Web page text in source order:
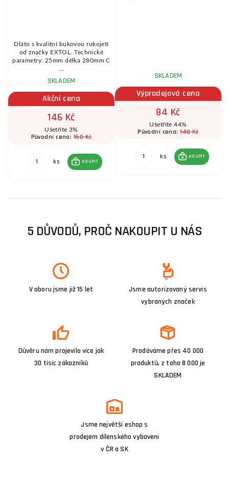
Dláto s kvalitní bukovou rukojetí
od značky EXTOL. Technické
parametry: 25mm délka 280mm C
SKLADEM
Akční cena
146 Kč
Ušetříte 3%
Původní cena:150 Kč
ks KOUPIT
SKLADEM
Výprodejová cena
84 Kč
Ušetříte 44%
Původní cena:148 Kč
ks KOUPIT
5 DŮVODŮ, PROČ NAKOUPIT U NÁS
V oboru jsme již 15 let
Jsme autorizovaný servis
vybraných značek
Důvěru nám projevilo více jak
30 tisíc zákazníků
Prodáváme přes 40 000
produktů, z toho 8 000 je
SKLADEM
Jsme největší eshop s
prodejem dílenského vybavení
v ČR a SK